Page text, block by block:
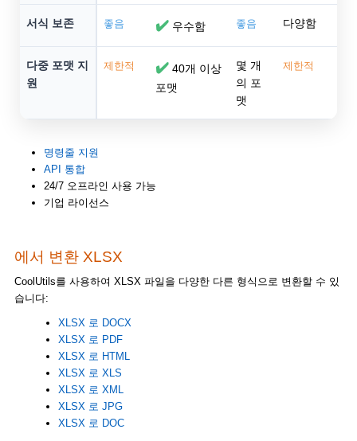
서식 보존 좋음 ✔️ 우수함 좋음 다양함
다중 포맷 지
원
제한적 ✔️ 40개 이상
포맷
몇 개
의 포
맷
제한적
명령줄 지원
API 통합
24/7 오프라인 사용 가능
기업 라이선스
에서 변환 XLSX
CoolUtils를 사용하여 XLSX 파일을 다양한 다른 형식으로 변환할 수 있
습니다:
XLSX 로 DOCX
XLSX 로 PDF
XLSX 로 HTML
XLSX 로 XLS
XLSX 로 XML
XLSX 로 JPG
XLSX 로 DOC